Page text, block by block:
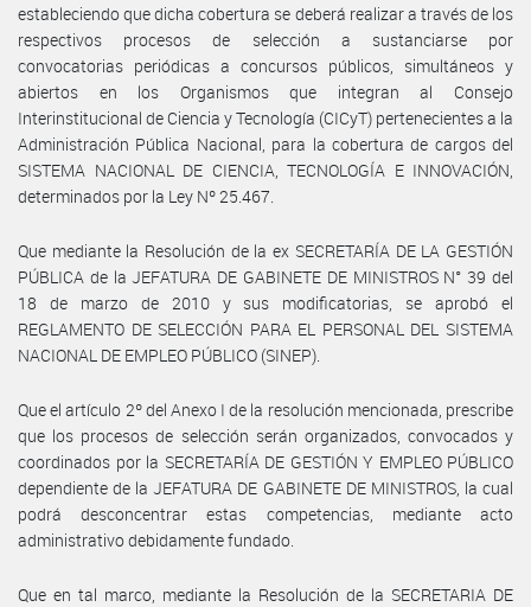
estableciendo que dicha cobertura se deberá realizar a través de los
respectivos procesos de selección a sustanciarse por
convocatorias periódicas a concursos públicos, simultáneos y
abiertos en los Organismos que integran al Consejo
Interinstitucional de Ciencia y Tecnología (CICyT) pertenecientes a la
Administración Pública Nacional, para la cobertura de cargos del
SISTEMA NACIONAL DE CIENCIA, TECNOLOGÍA E INNOVACIÓN,
determinados por la Ley Nº 25.467.
Que mediante la Resolución de la ex SECRETARÍA DE LA GESTIÓN
PÚBLICA de la JEFATURA DE GABINETE DE MINISTROS N° 39 del
18 de marzo de 2010 y sus modificatorias, se aprobó el
REGLAMENTO DE SELECCIÓN PARA EL PERSONAL DEL SISTEMA
NACIONAL DE EMPLEO PÚBLICO (SINEP).
Que el artículo 2º del Anexo I de la resolución mencionada, prescribe
que los procesos de selección serán organizados, convocados y
coordinados por la SECRETARÍA DE GESTIÓN Y EMPLEO PÚBLICO
dependiente de la JEFATURA DE GABINETE DE MINISTROS, la cual
podrá desconcentrar estas competencias, mediante acto
administrativo debidamente fundado.
Que en tal marco, mediante la Resolución de la SECRETARIA DE